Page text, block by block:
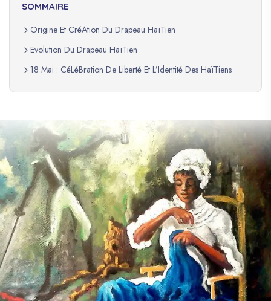
SOMMAIRE
Origine Et CréAtion Du Drapeau HaïTien
Evolution Du Drapeau HaïTien
18 Mai : CéLéBration De Liberté Et L’Identité Des HaïTiens